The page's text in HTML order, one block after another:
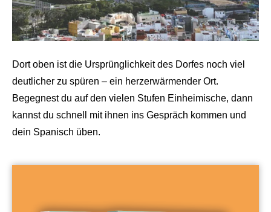
Dort oben ist die Ursprünglichkeit des Dorfes noch viel
deutlicher zu spüren – ein herzerwärmender Ort.
Begegnest du auf den vielen Stufen Einheimische, dann
kannst du schnell mit ihnen ins Gespräch kommen und
dein Spanisch üben.